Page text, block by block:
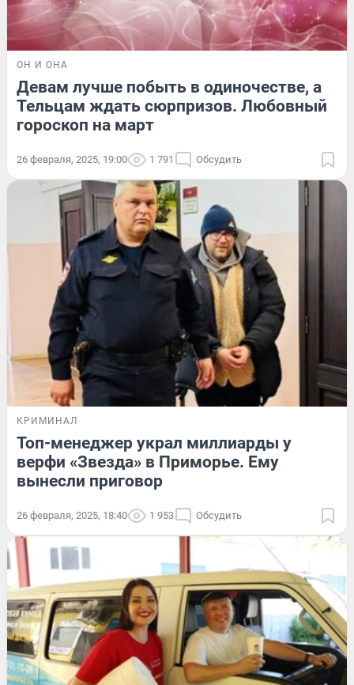
ОН И ОНА
Девам лучше побыть в одиночестве, а
Тельцам ждать сюрпризов. Любовный
гороскоп на март
26 февраля, 2025, 19:00 1 791 Обсудить
КРИМИНАЛ
Топ-менеджер украл миллиарды у
верфи «Звезда» в Приморье. Ему
вынесли приговор
26 февраля, 2025, 18:40 1 953 Обсудить